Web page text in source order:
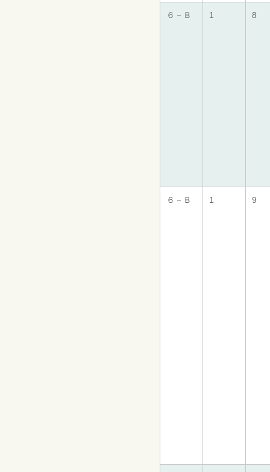
６－Ｂ 1 8
６－Ｂ 1 9